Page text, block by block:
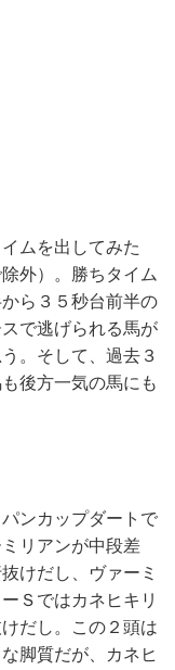
ムを出してみた
外）。勝ちタイム
ら３５秒台前半の
で逃げられる馬が
。そして、過去３
後方一気の馬にも
ンカップダートで
リアンが中段差
けだし、ヴァーミ
Ｓではカネヒキリ
だし。この２頭は
脚質だが、カネヒ